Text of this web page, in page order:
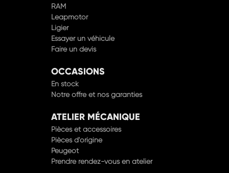
RAM
Leapmotor
Ligier
Essayer un véhicule
Faire un devis
OCCASIONS
En stock
Notre offre et nos garanties
ATELIER MÉCANIQUE
Pièces et accessoires
Pièces d'origine
Peugeot
Prendre rendez-vous en atelier